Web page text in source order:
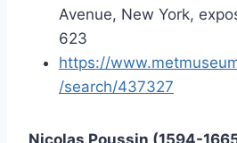
Avenue, New York,
623
https://
/search/437327
Nicolas Poussin (1594-